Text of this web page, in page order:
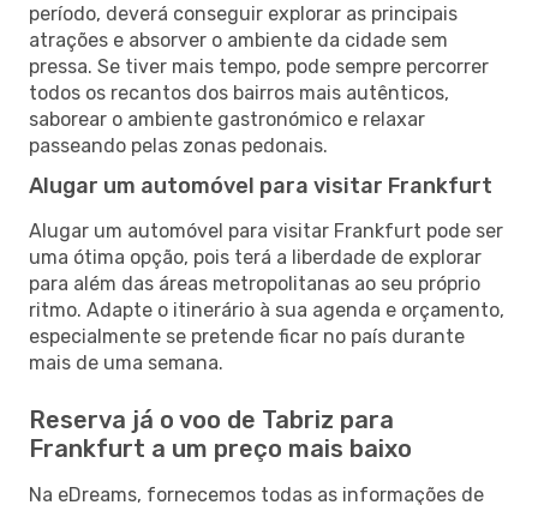
período, deverá conseguir explorar as principais
atrações e absorver o ambiente da cidade sem
pressa. Se tiver mais tempo, pode sempre percorrer
todos os recantos dos bairros mais autênticos,
saborear o ambiente gastronómico e relaxar
passeando pelas zonas pedonais.
Alugar um automóvel para visitar Frankfurt
Alugar um automóvel para visitar Frankfurt pode ser
uma ótima opção, pois terá a liberdade de explorar
para além das áreas metropolitanas ao seu próprio
ritmo. Adapte o itinerário à sua agenda e orçamento,
especialmente se pretende ficar no país durante
mais de uma semana.
Reserva já o voo de Tabriz para
Frankfurt a um preço mais baixo
Na eDreams, fornecemos todas as informações de